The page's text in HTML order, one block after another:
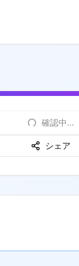
確認中...
シェア